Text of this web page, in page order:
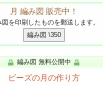
月 編み図 販売中！
図を印刷したものを郵送します。
編み図 無料公開中
ビーズの月の作り方